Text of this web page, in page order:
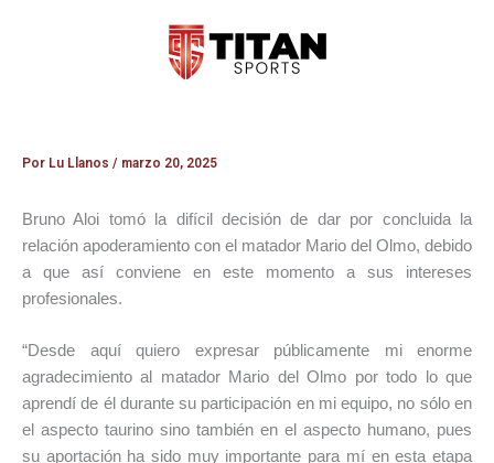
Por Lu Llanos / marzo 20, 2025
Bruno Aloi tomó la difícil decisión de dar por concluida la
relación apoderamiento con el matador Mario del Olmo, debido
a que así conviene en este momento a sus intereses
profesionales.
“Desde aquí quiero expresar públicamente mi enorme
agradecimiento al matador Mario del Olmo por todo lo que
aprendí de él durante su participación en mi equipo, no sólo en
el aspecto taurino sino también en el aspecto humano, pues
su aportación ha sido muy importante para mí en esta etapa